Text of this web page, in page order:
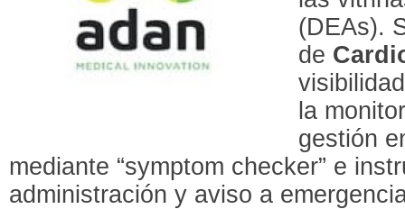
(DEAs).
de
la
gestión
mediante “symptom checker” e
administración y aviso a